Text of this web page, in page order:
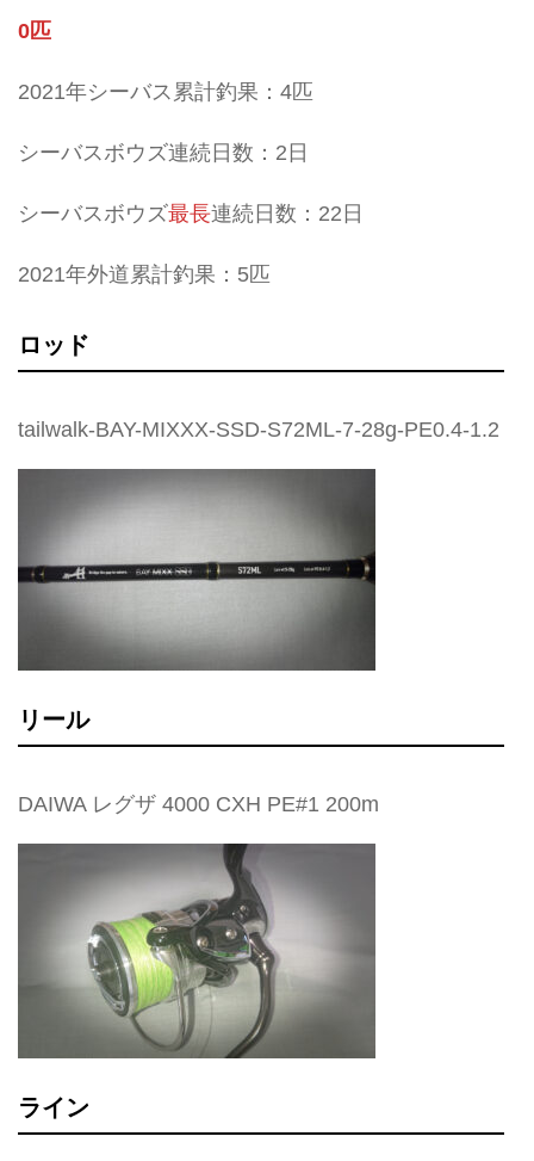
0匹
2021年シーバス累計釣果：4匹
シーバスボウズ連続日数：2日
シーバスボウズ最長連続日数：22日
2021年外道累計釣果：5匹
ロッド
tailwalk-BAY-MIXXX-SSD-S72ML-7-28g-PE0.4-1.2
リール
DAIWA レグザ 4000 CXH PE#1 200m
ライン